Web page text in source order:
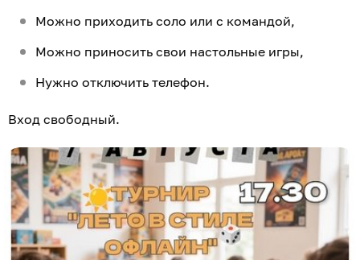
Можно приходить соло или с командой,
Можно приносить свои настольные игры,
Нужно отключить телефон.
Вход свободный.